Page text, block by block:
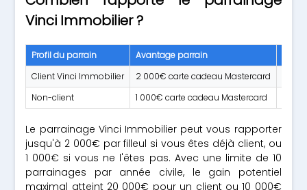
Vinci Immobilier ?
Profil du parrain Avantage parrain
Client Vinci Immobilier
2 000€ carte cadeau Mastercard
Non-client
1 000€ carte cadeau Mastercard
Le parrainage Vinci Immobilier peut vous rapporter
jusqu'à 2 000€ par filleul si vous êtes déjà client, ou
1 000€ si vous ne l'êtes pas. Avec une limite de 10
parrainages par année civile, le gain potentiel
maximal atteint 20 000€ pour un client ou 10 000€